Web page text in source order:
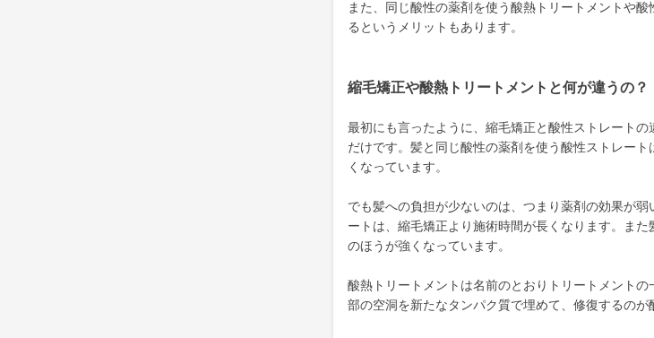
また、同じ酸性の薬剤を使う酸熱トリートメントや
るというメリットもあります。
縮毛矯正や酸熱トリートメントと何が違うの？
最初にも言ったように、縮毛矯正と酸性ストレート
だけです。髪と同じ酸性の薬剤を使う酸性ストレー
くなっています。
でも髪への負担が少ないのは、つまり薬剤の効果が
ートは、縮毛矯正より施術時間が長くなります。ま
のほうが強くなっています。
酸熱トリートメントは名前のとおりトリートメント
部の空洞を新たなタンパク質で埋めて、修復するのが